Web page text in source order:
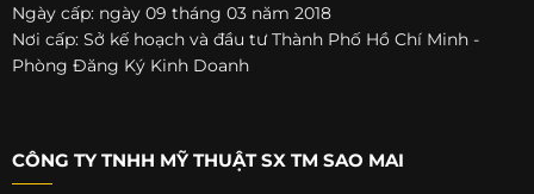
Ngày cấp: ngày 09 tháng 03 năm 2018
Nơi cấp: Sở kế hoạch và đầu tư Thành Phố Hồ Chí Minh -
Phòng Đăng Ký Kinh Doanh
CÔNG TY TNHH MỸ THUẬT SX TM SAO MAI